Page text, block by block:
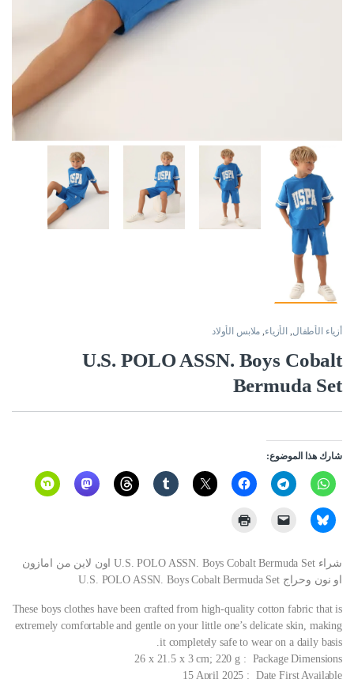
أزياء الأطفال الأزياء ملابس الأولاد
U.S. POLO ASSN. Boys Cobalt
Bermuda Set
شارك هذا الموضوع:
شراء U.S. POLO ASSN. Boys Cobalt Bermuda Set اون لاين من امازون
او نون وحراج U.S. POLO ASSN. Boys Cobalt Bermuda Set
These boys clothes have been crafted from high-quality cotton fabric that is
extremely comfortable and gentle on your little one’s delicate skin, making
it completely safe to wear on a daily basis.
Package Dimensions ‏ : ‎ 26 x 21.5 x 3 cm; 220 g
Date First Available ‏ : ‎ 15 April 2025